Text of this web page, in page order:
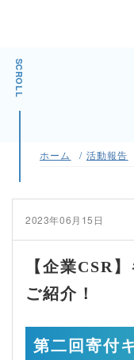
SCROLL
ホーム 活動報告
2023年06月15日
【企業CSR
ご紹介！
第二回寄付